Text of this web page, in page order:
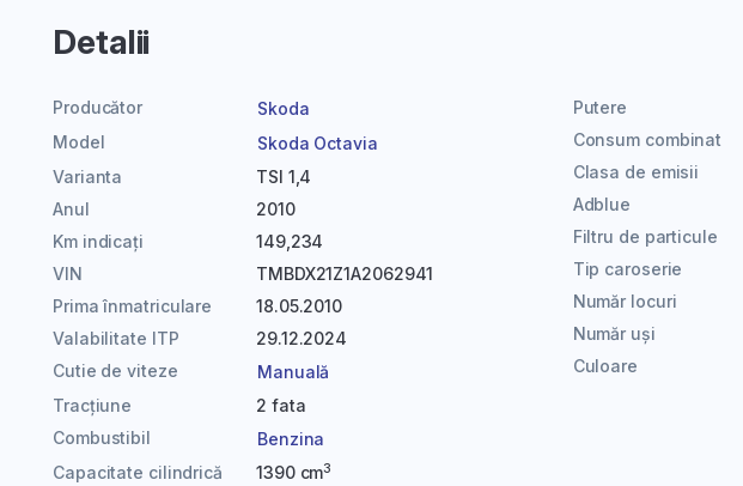
Detalii
Producător
Skoda
Model
Skoda Octavia
Varianta
TSI 1,4
Anul
2010
Km indicați
149,234
VIN
TMBDX21Z1A2062941
Prima înmatriculare
18.05.2010
Valabilitate ITP
29.12.2024
Cutie de viteze
Manuală
Tracțiune
2 fata
Combustibil
Benzina
Capacitate cilindrică
1390 cm3
Putere
Consum combinat
Clasa de emisii
Adblue
Filtru de particule
Tip caroserie
Număr locuri
Număr uși
Culoare